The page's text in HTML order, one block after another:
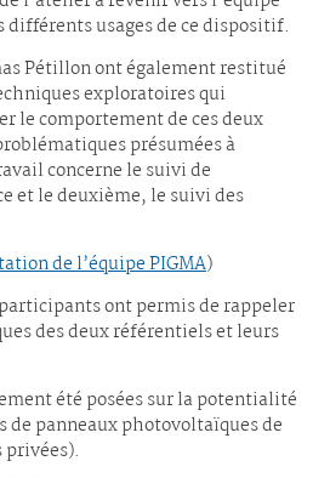
différents usages de ce dispositif.
Pétillon ont également restitué
exploratoires qui
le comportement de ces deux
présumées à
concerne le suivi de
et le deuxième, le suivi des
de l’équipe PIGMA)
ont permis de rappeler
des deux référentiels et leurs
été posées sur la potentialité
de panneaux photovoltaïques de